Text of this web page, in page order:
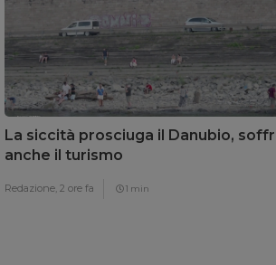
La siccità prosciuga il Danubio,
anche il turismo
Redazione, 2 ore fa 1 min